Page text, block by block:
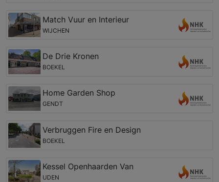
Match Vuur en Interieur
WIJCHEN
De Drie Kronen
BOEKEL
Home Garden Shop
GENDT
Verbruggen Fire en Design
BOEKEL
Kessel Openhaarden Van
UDEN